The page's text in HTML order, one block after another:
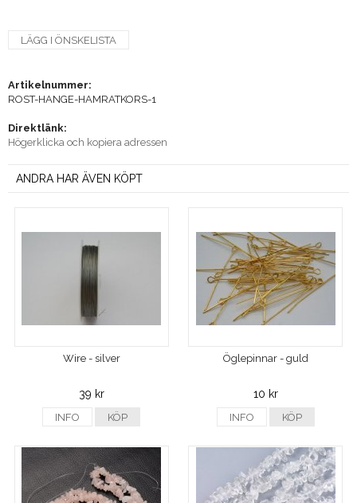
LÄGG I ÖNSKELISTA
Artikelnummer:
ROST-HANGE-HAMRATKORS-1
Direktlänk:
Högerklicka och kopiera adressen
ANDRA HAR ÄVEN KÖPT
Wire - silver
39 kr
INFO KÖP
Öglepinnar - guld
10 kr
INFO KÖP